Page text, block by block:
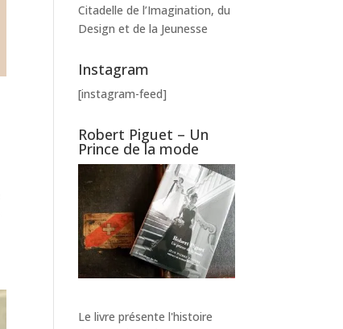
Citadelle de l’Imagination, du
Design et de la Jeunesse
Instagram
[instagram-feed]
Robert Piguet – Un
Prince de la mode
Le livre présente l'histoire